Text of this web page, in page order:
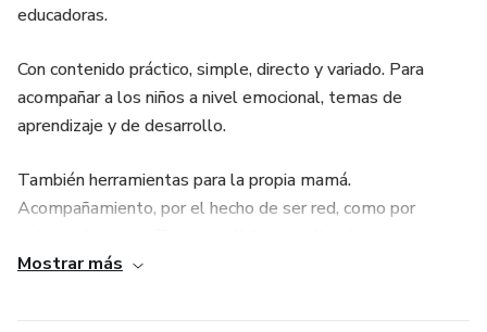
educadoras.
Con contenido práctico, simple, directo y variado. Para
acompañar a los niños a nivel emocional, temas de
aprendizaje y de desarrollo.
También herramientas para la propia mamá.
Acompañamiento, por el hecho de ser red, como por
organizarte mejor, temas autocuidados, nutrirme para nutrir.
Cómo sobrevivir como madre conciliando crianza y trabajo.
Mostrar más